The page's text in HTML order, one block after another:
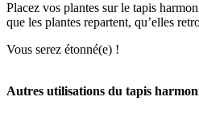
Placez vos plantes sur le tapis
que les plantes repartent, qu’elles
Vous serez étonné(e) !
Autres utilisations du tapis